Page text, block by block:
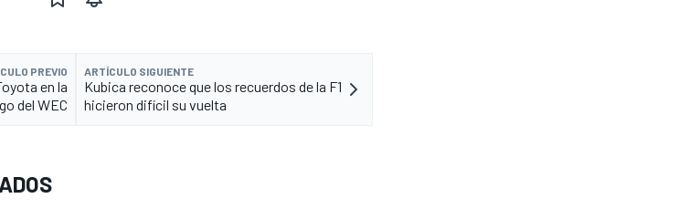
PREVIO
en la
del WEC
ARTÍCULO SIGUIENTE
Kubica reconoce que los recuerdos de la F1
hicieron difícil su vuelta